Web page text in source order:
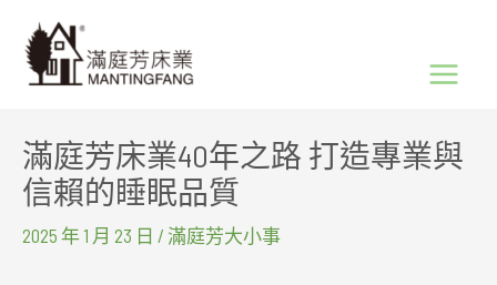
Menu
滿庭芳床業40年之路 打造專業與
信賴的睡眠品質
2025 年 1 月 23 日 / 滿庭芳大小事